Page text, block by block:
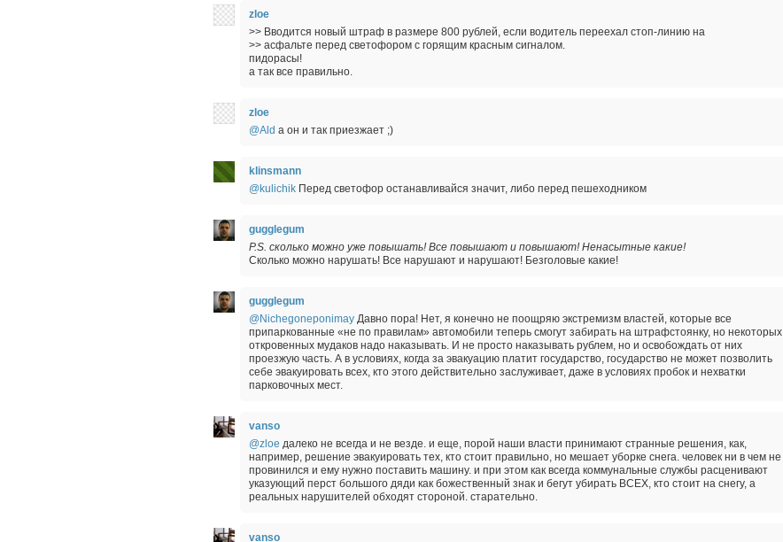
zloe
>> Вводится новый штраф в размере 800 рублей, если водитель переехал стоп-линию на
>> асфальте перед светофором с горящим красным сигналом.
пидорасы!
а так все правильно.
zloe
@Ald а он и так приезжает ;)
klinsmann
@kulichik Перед светофор останавливайся значит, либо перед пешеходником
gugglegum
P.S. сколько можно уже повышать! Все повышают и повышают! Ненасытные какие!
Сколько можно нарушать! Все нарушают и нарушают! Безголовые какие!
gugglegum
@Nichegoneponimay Давно пора! Нет, я конечно не поощряю экстремизм властей, которые все
припаркованные «не по правилам» автомобили теперь смогут забирать на штрафстоянку, но некоторых
откровенных мудаков надо наказывать. И не просто наказывать рублем, но и освобождать от них
проезжую часть. А в условиях, когда за эвакуацию платит государство, государство не может позволить
себе эвакуировать всех, кто этого действительно заслуживает, даже в условиях пробок и нехватки
парковочных мест.
vanso
@zloe далеко не всегда и не везде. и еще, порой наши власти принимают странные решения, как,
например, решение эвакуировать тех, кто стоит правильно, но мешает уборке снега. человек ни в чем не
провинился и ему нужно поставить машину. и при этом как всегда коммунальные службы расценивают
указующий перст большого дяди как божественный знак и бегут убирать ВСЕХ, кто стоит на снегу, а
реальных нарушителей обходят стороной. старательно.
vanso